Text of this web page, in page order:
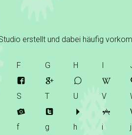
erstellt und dabei häufig
F G H
F G H
S T U V
S T U V
f g h i j